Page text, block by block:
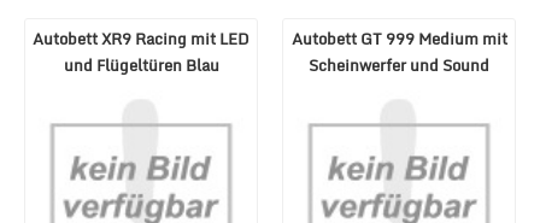
Autobett XR9 Racing mit LED
und Flügeltüren Blau
Autobett GT 999 Medium mit
Scheinwerfer und Sound